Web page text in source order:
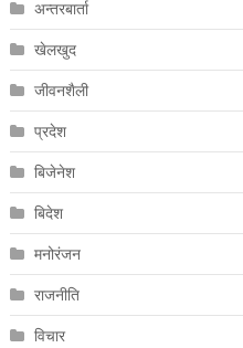
अन्तरबार्ता
खेलखुद
जीवनशैली
प्रदेश
बिजेनेश
बिदेश
मनोरंजन
राजनीति
विचार